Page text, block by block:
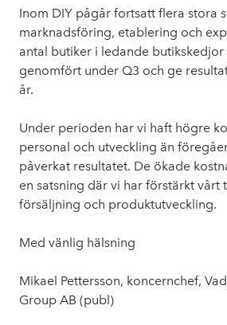
Inom DIY pågår fortsatt flera stora
marknadsföring, etablering och
antal butiker i ledande butikskedjor
genomfört under Q3 och ge
år.
Under perioden har vi haft högre
personal och utveckling än
påverkat resultatet. De ökade
en satsning där vi har förstärkt vårt
försäljning och produktutveckling.
Med vänlig hälsning
Mikael Pettersson, koncernchef,
Group AB (publ)